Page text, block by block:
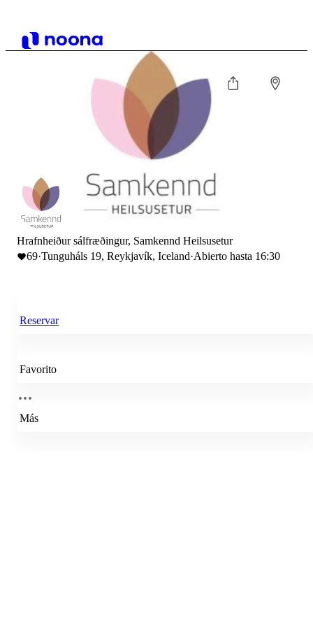
Hrafnheiður sálfræðingur, Samkennd Heilsusetur
69·Tunguháls 19, Reykjavík, Iceland·Abierto hasta 16:30
Reservar
Favorito
Más